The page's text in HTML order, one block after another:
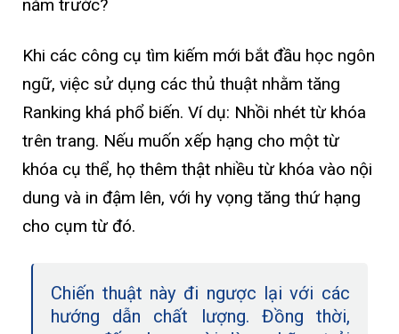
năm trước?
Khi các công cụ tìm kiếm mới bắt đầu học ngôn
ngữ, việc sử dụng các thủ thuật nhằm tăng
Ranking khá phổ biến. Ví dụ: Nhồi nhét từ khóa
trên trang. Nếu muốn xếp hạng cho một từ
khóa cụ thể, họ thêm thật nhiều từ khóa vào nội
dung và in đậm lên, với hy vọng tăng thứ hạng
cho cụm từ đó.
Chiến thuật này đi ngược lại với các
hướng dẫn chất lượng. Đồng thời,